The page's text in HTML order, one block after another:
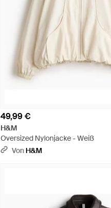
49,99 €
H&M
Oversized Nylonjacke - Weiß
Von H&M